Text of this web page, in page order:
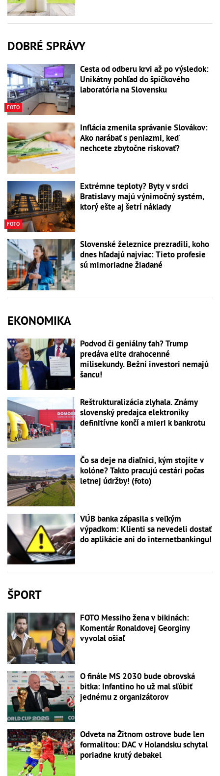
DOBRÉ SPRÁVY
FOTO
Cesta od odberu krvi až po výsledok:
Unikátny pohľad do špičkového
laboratória na Slovensku
Inflácia zmenila správanie Slovákov:
Ako narábať s peniazmi, keď
nechcete zbytočne riskovať?
FOTO
Extrémne teploty? Byty v srdci
Bratislavy majú výnimočný systém,
ktorý ešte aj šetrí náklady
Slovenské železnice prezradili, koho
dnes hľadajú najviac: Tieto profesie
sú mimoriadne žiadané
EKONOMIKA
Podvod či geniálny ťah? Trump
predáva elite drahocenné
milisekundy. Bežní investori nemajú
šancu!
Reštrukturalizácia zlyhala. Známy
slovenský predajca elektroniky
definitívne končí a mieri k bankrotu
Čo sa deje na diaľnici, kým stojíte v
kolóne? Takto pracujú cestári počas
letnej údržby! (foto)
VÚB banka zápasila s veľkým
výpadkom: Klienti sa nevedeli dostať
do aplikácie ani do internetbankingu!
ŠPORT
FOTO Messiho žena v bikinách:
Komentár Ronaldovej Georginy
vyvolal ošiaľ
O finále MS 2030 bude obrovská
bitka: Infantino ho už mal sľúbiť
jednému z organizátorov
Odveta na Žitnom ostrove bude len
formalitou: DAC v Holandsku schytal
poriadne krutý debakel